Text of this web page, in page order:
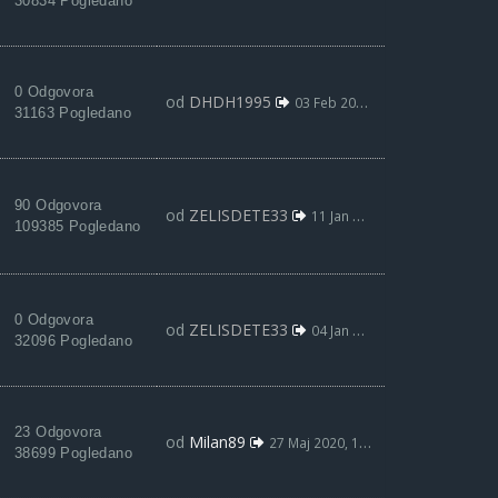
0 Odgovora
31163 Pogledano
od DHDH1995 03 Feb 2021, 19:19
90 Odgovora
109385 Pogledano
od ZELISDETE33 11 Jan 2021, 15:48
0 Odgovora
32096 Pogledano
od ZELISDETE33 04 Jan 2021, 20:55
23 Odgovora
38699 Pogledano
od Milan89 27 Maj 2020, 12:05